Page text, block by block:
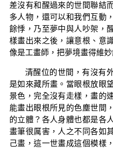
差沒有和醒過來的世間聯結
多人物，還可以和我們互動
餘悸，乃至夢中與人吵架，
樣畫出來之後，讓意根、意
像是工畫師，把夢境畫得維妙
清醒位的世間，有沒有
是如來藏所畫。當眼根放眼
景色，完全沒有走樣，畫的
能畫出眼根所見的色塵世間
的立體？各人身體也都是各
畫筆很厲害，人之不同各如
己畫，這一世畫成這個模樣